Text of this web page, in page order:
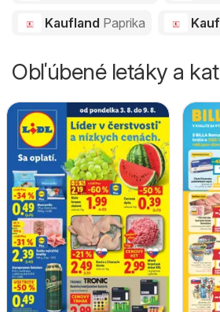
Kaufland Paprika
Obľúbené letáky a